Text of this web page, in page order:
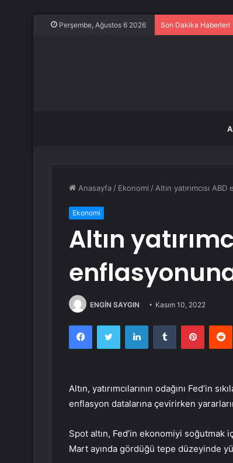
Perşembe, Ağustos 6 2026 Son Dakika Haberleri
Anasayfa / Ekonomi / Altın yatırımcısı
Ekonomi
Altın
ENGİN SAYGIN Kasım 10, 2022
FacebookTwitter LinkedInTumblr Pinterest
Altın, yatırımcılarının odağını Fed’in
enflasyon datalarına çevirirken
Spot altın, Fed’in ekonomiyi soğutmak
Mart ayında gördüğü tepe düzeyinde